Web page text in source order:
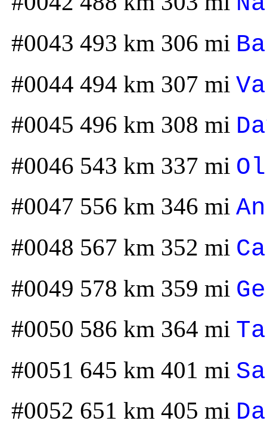
#0043 493 km 306 mi
#0044 494 km 307 mi
#0045 496 km 308 mi
#0046 543 km 337 mi
#0047 556 km 346 mi
#0048 567 km 352 mi
#0049 578 km 359 mi
#0050 586 km 364 mi
#0051 645 km 401 mi
#0052 651 km 405 mi